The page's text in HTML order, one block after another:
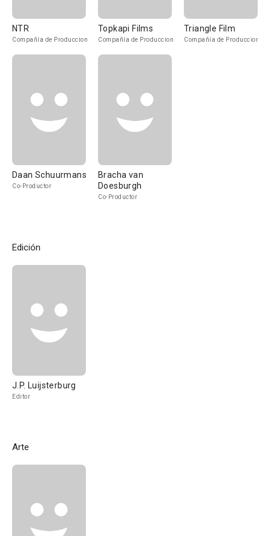
NTR
Compañía de Produccion
Topkapi Films
Compañía de Produccion
Triangle Film
Compañía de Produccion
Daan Schuurmans
Co-Productor
Bracha van
Doesburgh
Co-Productor
Edición
J.P. Luijsterburg
Editor
Arte